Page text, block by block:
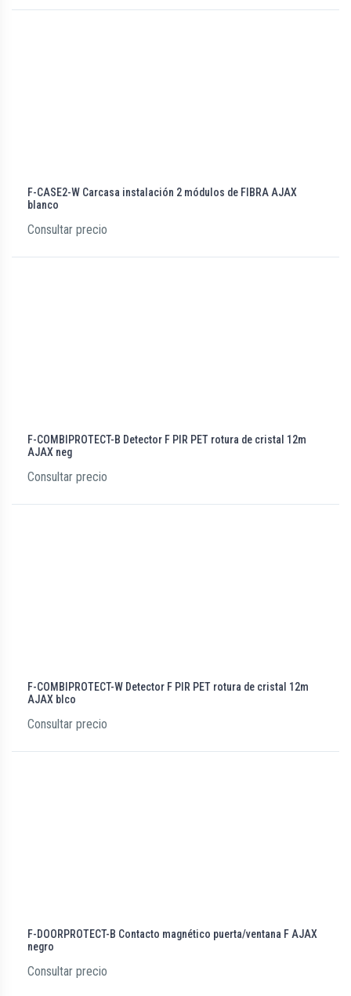
F-CASE2-W Carcasa instalación 2 módulos de FIBRA AJAX
blanco
Consultar precio
F-COMBIPROTECT-B Detector F PIR PET rotura de cristal 12m
AJAX neg
Consultar precio
F-COMBIPROTECT-W Detector F PIR PET rotura de cristal 12m
AJAX blco
Consultar precio
F-DOORPROTECT-B Contacto magnético puerta/ventana F AJAX
negro
Consultar precio